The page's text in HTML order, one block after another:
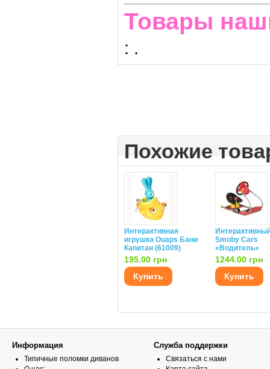
Товары
: .
Похожие
Интерактивная
игрушка Ouaps Бани
Капитан (61009)
195.00 грн
Купить
Smoby Cars
«Водитель»
1244.00 грн
Купить
Информация
Типичные поломки диванов
Служба поддержки
Связаться с нами